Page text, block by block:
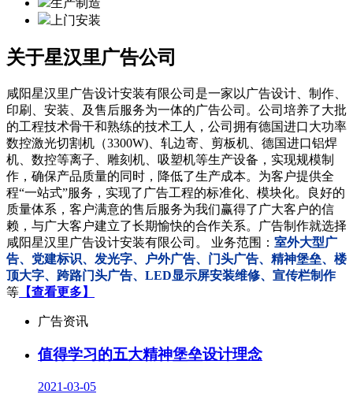
上门安装
关于星汉里广告公司
咸阳星汉里广告设计安装有限公司是一家以广告设计、制作、
印刷、安装、及售后服务为一体的广告公司。公司培养了大批
的工程技术骨干和熟练的技术工人，公司拥有德国进口大功率
数控激光切割机（3300W)、轧边寄、剪板机、德国进口铝焊
机、数控等离子、雕刻机、吸塑机等生产设备，实现规模制
作，确保产品质量的同时，降低了生产成本。为客户提供全
程“一站式”服务，实现了广告工程的标准化、模块化。良好的
质量体系，客户满意的售后服务为我们赢得了广大客户的信
赖，与广大客户建立了长期愉快的合作关系。广告制作就选择
咸阳星汉里广告设计安装有限公司。 业务范围： 室外大型广
告、党建标识、发光字、户外广告、门头广告、精神堡垒、楼
顶大字、跨路门头广告、LED显示屏安装维修、宣传栏制作
等 【查看更多】
广告资讯
值得学习的五大精神堡垒设计理念
2021-03-05